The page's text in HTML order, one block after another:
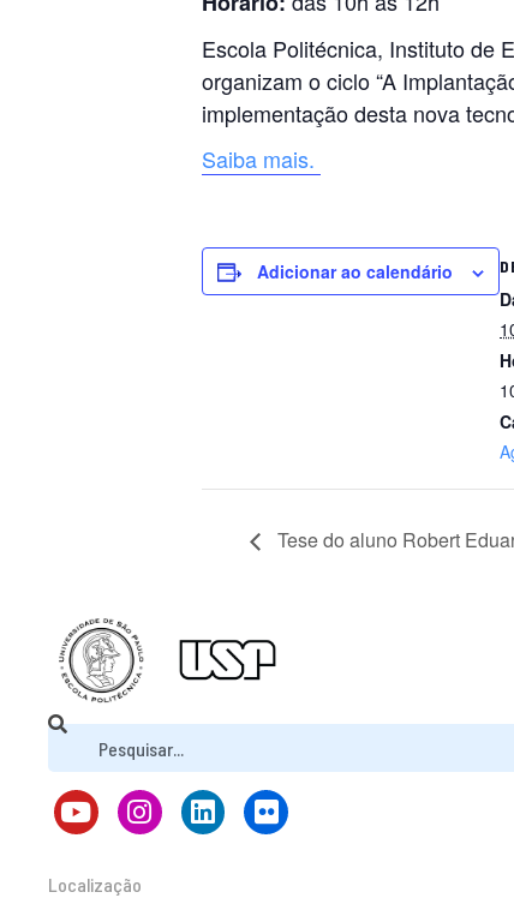
Escola Politécnica, Instituto de
organizam o ciclo “A
implementação desta nova
Saiba mais.
Adicionar ao calendário
Tese do aluno Robert
Localização